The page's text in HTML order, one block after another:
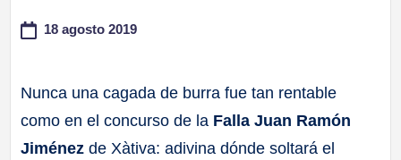
18 agosto 2019
Nunca una cagada de burra fue tan rentable
como en el concurso de la Falla Juan Ramón
Jiménez de Xàtiva: adivina dónde soltará el